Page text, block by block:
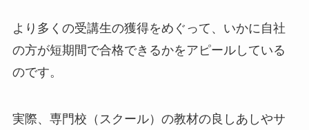
より多くの受講生の獲得をめぐって、いかに自社
の方が短期間で合格できるかをアピールしている
のです。
実際、専門校（スクール）の教材の良しあしやサ